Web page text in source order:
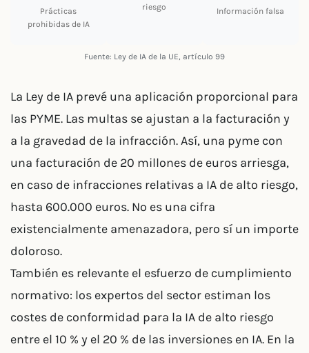
Prácticas
prohibidas de IA
riesgo
Información falsa
Fuente: Ley de IA de la UE, artículo 99
La Ley de IA prevé una aplicación proporcional para
las PYME. Las multas se ajustan a la facturación y
a la gravedad de la infracción. Así, una pyme con
una facturación de 20 millones de euros arriesga,
en caso de infracciones relativas a IA de alto riesgo,
hasta 600.000 euros. No es una cifra
existencialmente amenazadora, pero sí un importe
doloroso.
También es relevante el esfuerzo de cumplimiento
normativo: los expertos del sector estiman los
costes de conformidad para la IA de alto riesgo
entre el 10 % y el 20 % de las inversiones en IA. En la